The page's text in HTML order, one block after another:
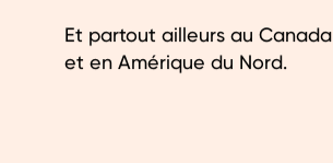
Et partout ailleurs au Canada
et en Amérique du Nord.